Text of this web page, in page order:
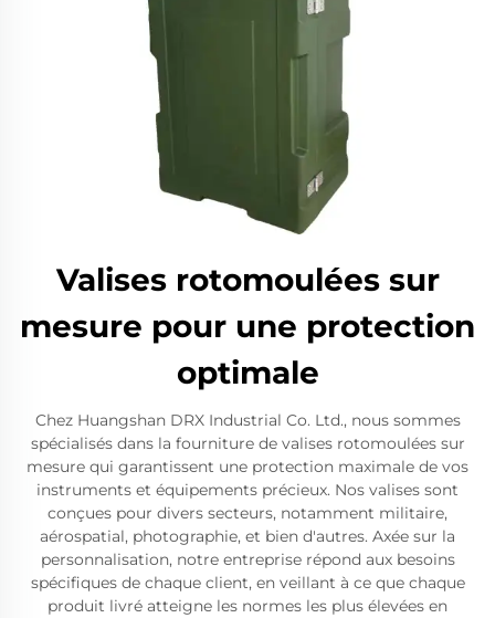
Valises rotomoulées sur
mesure pour une protection
optimale
Chez Huangshan DRX Industrial Co. Ltd., nous sommes
spécialisés dans la fourniture de valises rotomoulées sur
mesure qui garantissent une protection maximale de vos
instruments et équipements précieux. Nos valises sont
conçues pour divers secteurs, notamment militaire,
aérospatial, photographie, et bien d'autres. Axée sur la
personnalisation, notre entreprise répond aux besoins
spécifiques de chaque client, en veillant à ce que chaque
produit livré atteigne les normes les plus élevées en